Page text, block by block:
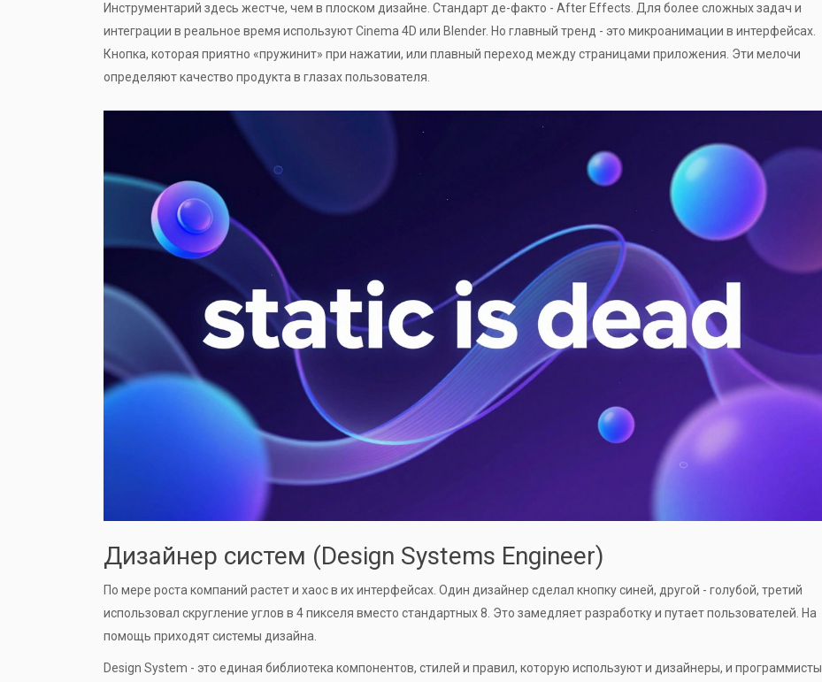
Инструментарий здесь жестче, чем в плоском дизайне. Стандарт де-факто - After Effects . Для более сложных задач и
интеграции в реальное время используютCinema 4D или Blender. Но главный тренд - это микроанимации в интерфейсах.
Кнопка, которая приятно «пружинит» при нажатии, или плавный переход между страницами приложения. Эти мелочи
определяют качество продукта в глазах пользователя.
Дизайнер систем (Design Systems Engineer)
По мере роста компаний растет и хаос в их интерфейсах. Один дизайнер сделал кнопку синей, другой - голубой, третий
использовал скругление углов в 4 пикселя вместо стандартных 8. Это замедляет разработку и путает пользователей. На
помощь приходят системы дизайна.
Design System - это единая библиотека компонентов, стилей и правил, которую используют и дизайнеры, и программисты.